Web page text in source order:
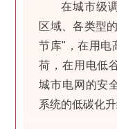
在城市级
区域、各类型
节库"，在用电
荷，在用电低
城市电网的安
系统的低碳化升